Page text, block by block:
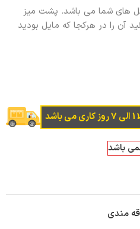
های شما می باشد. پشت میز
آن را در هرکجا که مایل بودید
باشد
مندی